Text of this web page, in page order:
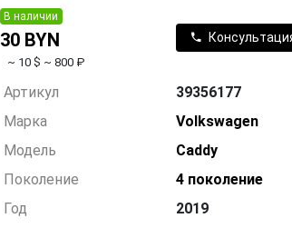
В наличии
30 BYN
~ 10 $ ~ 800 ₽
Артикул
39356177
Марка
Volkswagen
Модель
Caddy
Поколение
4 поколение
Год
2019